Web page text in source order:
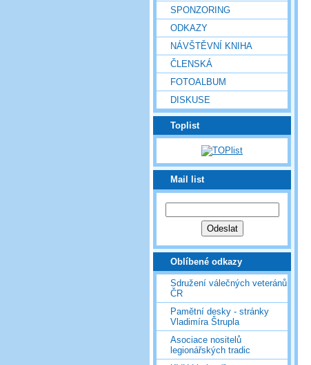
SPONZORING
ODKAZY
NÁVŠTĚVNÍ KNIHA
ČLENSKÁ
FOTOALBUM
DISKUSE
Toplist
Mail list
Oblíbené odkazy
Sdružení válečných veteránů
ČR
Pamětní desky - stránky
Vladimíra Štrupla
Asociace nositelů
legionářských tradic